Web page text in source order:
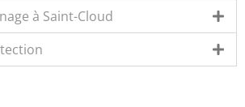
à Saint-Cloud